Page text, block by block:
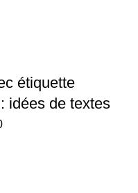
étiquette
idées de textes